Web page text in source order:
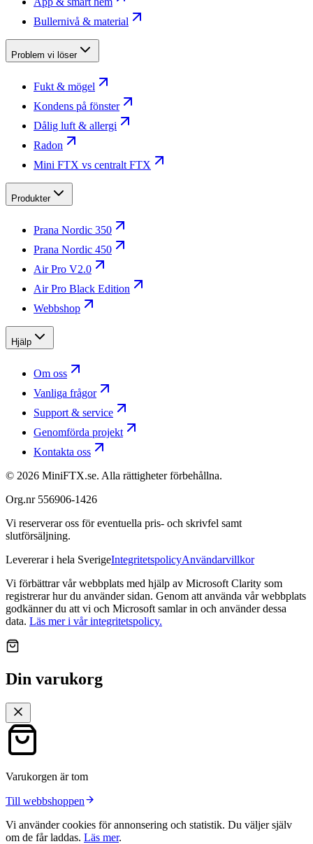
Bullernivå & material
Problem vi löser
Fukt & mögel
Kondens på fönster
Dålig luft & allergi
Radon
Mini FTX vs centralt FTX
Produkter
Prana Nordic 350
Prana Nordic 450
Air Pro V2.0
Air Pro Black Edition
Webbshop
Hjälp
Om oss
Vanliga frågor
Support & service
Genomförda projekt
Kontakta oss
© 2026 MiniFTX.se. Alla rättigheter förbehållna.
Org.nr 556906-1426
Vi reserverar oss för eventuella pris- och skrivfel samt
slutförsäljning.
Levererar i hela SverigeIntegritetspolicyAnvändarvillkor
Vi förbättrar vår webbplats med hjälp av Microsoft Clarity som
registrerar hur du använder sidan. Genom att använda vår webbplats
godkänner du att vi och Microsoft samlar in och använder dessa
data. Läs mer i vår integritetspolicy.
Din varukorg
Varukorgen är tom
Till webbshoppen
Vi använder cookies för annonsering och statistik. Du väljer själv
om de får laddas. Läs mer.